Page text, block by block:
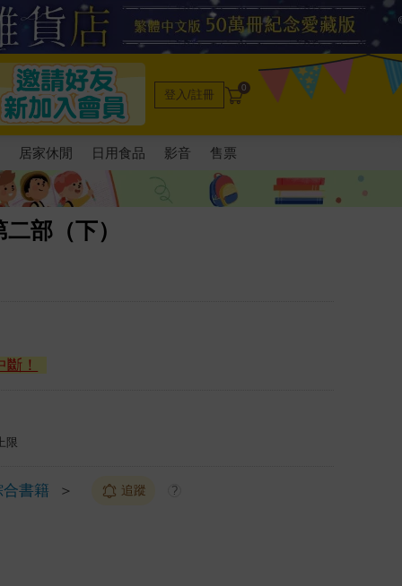
登入/註冊 0
居家休閒 日用食品 影音 售票
部（下）
！
限
合書籍 ＞ 追蹤 ?